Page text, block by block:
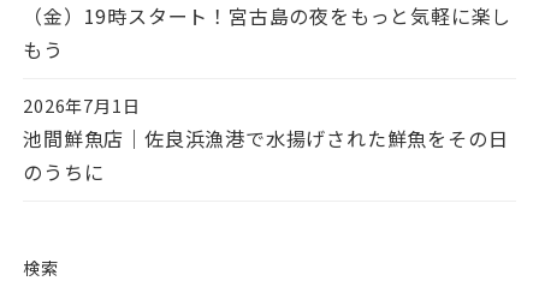
（金）19時スタート！宮古島の夜をもっと気軽に楽し
もう
投稿日
2026年7月1日
池間鮮魚店｜佐良浜漁港で水揚げされた鮮魚をその日
のうちに
検索